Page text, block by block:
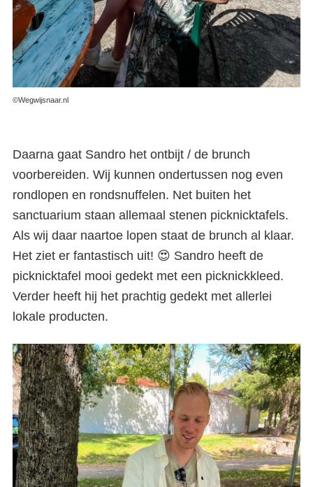
Sardinië: lokaal ontbijtje met
een local (vlakbij Nuoro)
©Wegwijsnaar.nl
Daarna gaat Sandro het ontbijt / de brunch
voorbereiden. Wij kunnen ondertussen nog even
rondlopen en rondsnuffelen. Net buiten het
sanctuarium staan allemaal stenen picknicktafels.
Als wij daar naartoe lopen staat de brunch al klaar.
Het ziet er fantastisch uit! 😍 Sandro heeft de
picknicktafel mooi gedekt met een picknickkleed.
Verder heeft hij het prachtig gedekt met allerlei
lokale producten.